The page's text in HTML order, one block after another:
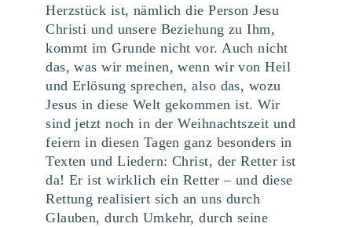
Herzstück ist, nämlich die Person Jesu
Christi und unsere Beziehung zu Ihm,
kommt im Grunde nicht vor. Auch nicht
das, was wir meinen, wenn wir von Heil
und Erlösung sprechen, also das, wozu
Jesus in diese Welt gekommen ist. Wir
sind jetzt noch in der Weihnachtszeit und
feiern in diesen Tagen ganz besonders in
Texten und Liedern: Christ, der Retter ist
da! Er ist wirklich ein Retter – und diese
Rettung realisiert sich an uns durch
Glauben, durch Umkehr, durch seine